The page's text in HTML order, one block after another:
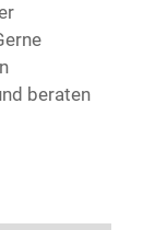
beraten